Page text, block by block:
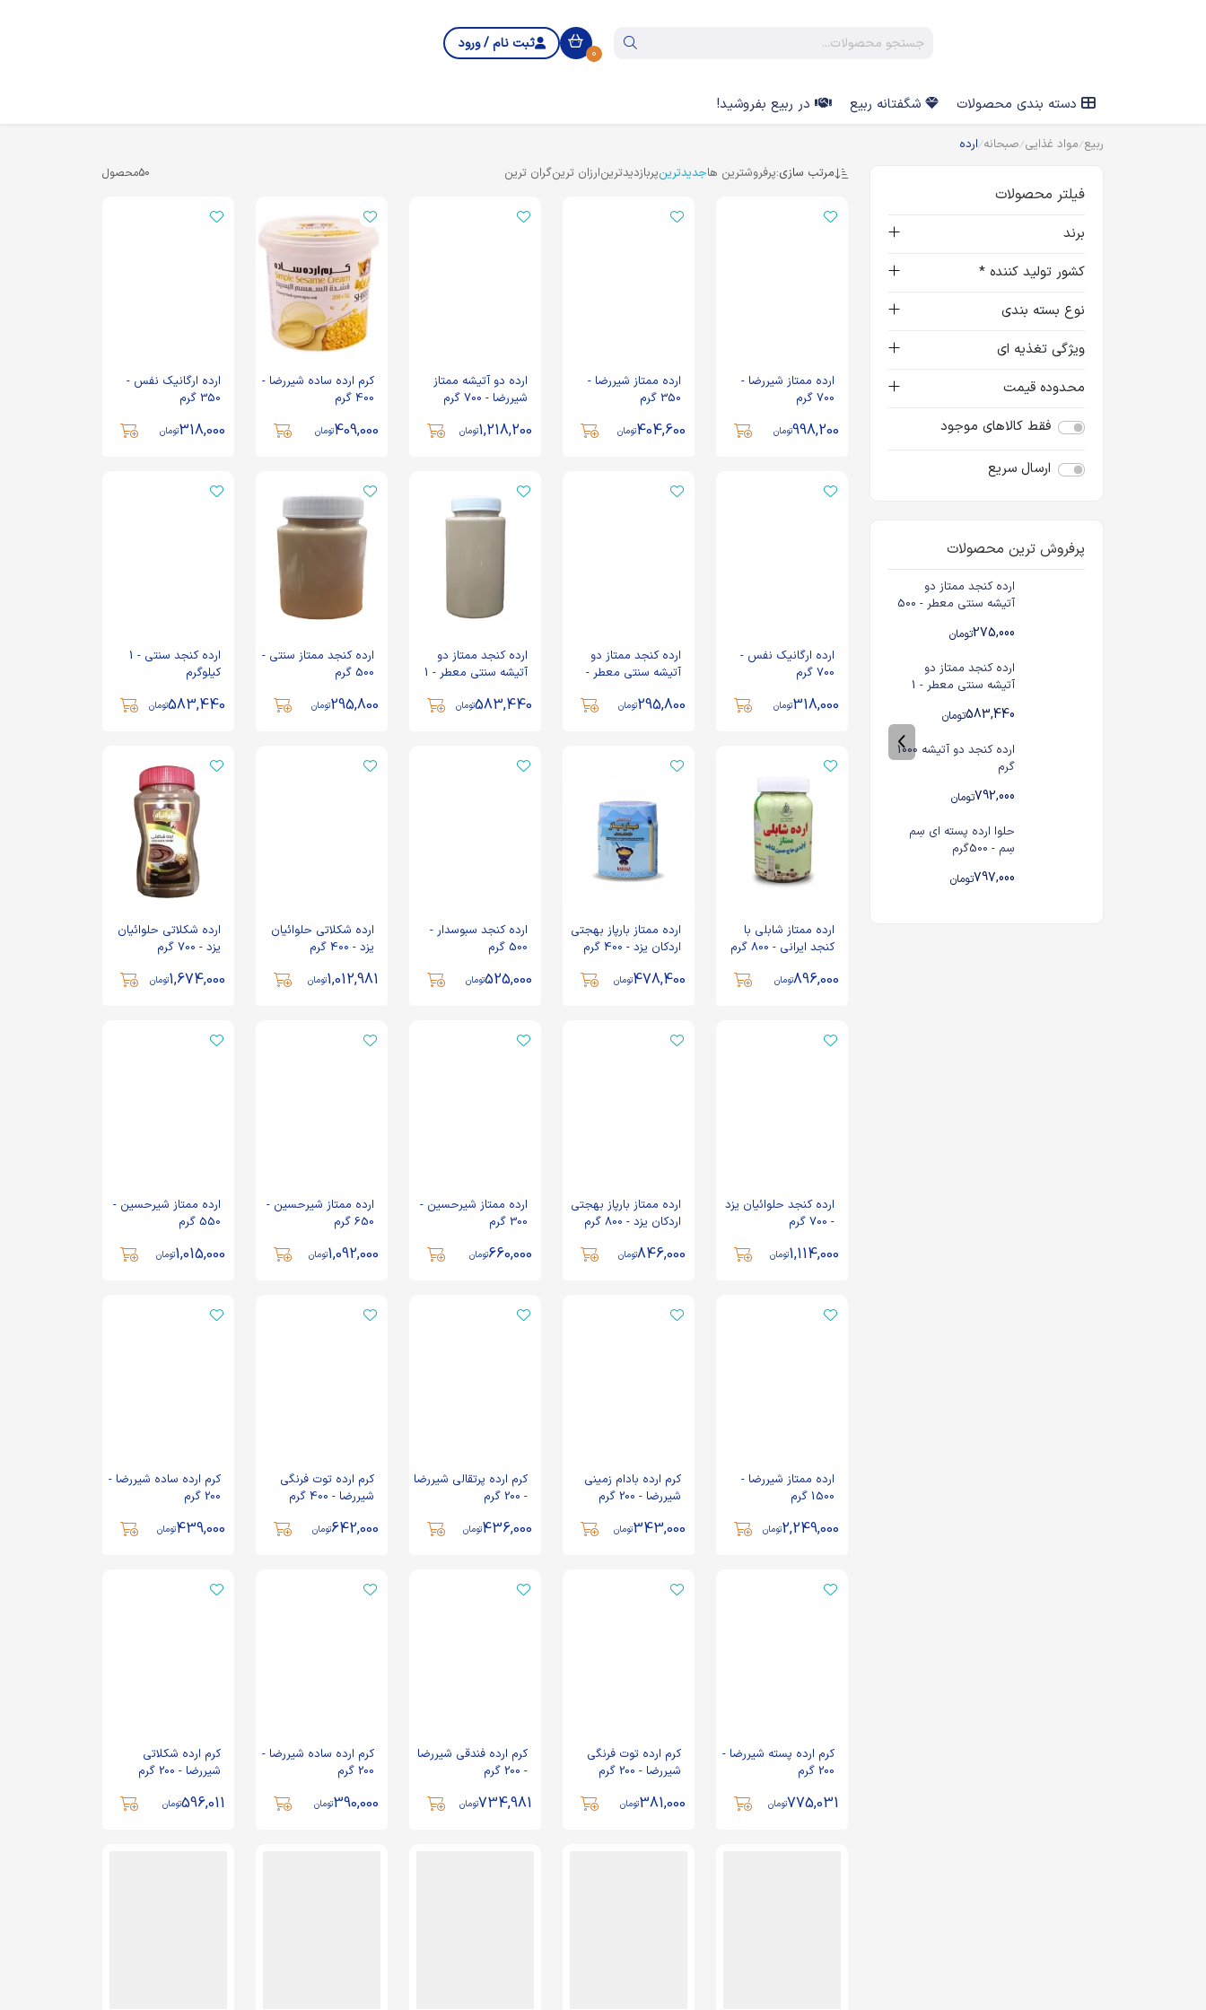
0
ثبت نام / ورود
دسته بندی محصولات شگفتانه ربیع در ربیع بفروشید!
ربیع مواد غذایی صبحانه ارده
فیلتر محصولات
برند
کشور تولید کننده *
نوع بسته بندی
ویژگی تغذیه ای
محدوده قیمت
فقط کالاهای موجود
ارسال سریع
پرفروش ترین محصولات
ارده کنجد ممتاز دو
آتیشه سنتی معطر - 500
275,000تومان
ارده کنجد ممتاز دو
آتیشه سنتی معطر - 1
583,440تومان
ارده کنجد دو آتیشه 1000
گرم
792,000تومان
حلوا ارده پسته ای سِم
سِم - 500گرم
797,000تومان
ارده ارگانیک نفس -
گرم
776,000تومان
ارده ممتاز بارپاز بهجتی
اردکان یزد - 800 گرم
ارده ممتاز شابلی با
ارده کنجد سنتی - 1
مرتب سازی:پرفروشترین هاجدیدترینپربازدیدترینارزان ترینگران ترین 50محصول
ارده ممتاز شیررضا -
700 گرم
998,200تومان
ارده ممتاز شیررضا -
350 گرم
404,600تومان
ارده دو آتیشه ممتاز
شیررضا - 700 گرم
1,218,200تومان
کرم ارده ساده شیررضا -
400 گرم
409,000تومان
ارده ارگانیک نفس -
350 گرم
318,000تومان
ارده ارگانیک نفس -
700 گرم
318,000تومان
ارده کنجد ممتاز دو
آتیشه سنتی معطر -
295,800تومان
ارده کنجد ممتاز دو
آتیشه سنتی معطر - 1
583,440تومان
ارده کنجد ممتاز سنتی -
500 گرم
295,800تومان
ارده کنجد سنتی - 1
کیلوگرم
583,440تومان
ارده ممتاز شابلی با
کنجد ایرانی - 800 گرم
896,000تومان
ارده ممتاز بارپاز بهجتی
اردکان یزد - 400 گرم
478,400تومان
ارده کنجد سبوسدار -
500 گرم
525,000تومان
ارده شکلاتی حلوائیان
یزد - 400 گرم
1,012,981تومان
ارده شکلاتی حلوائیان
یزد - 700 گرم
1,674,000تومان
ارده کنجد حلوائیان یزد
- 700 گرم
1,114,000تومان
ارده ممتاز بارپاز بهجتی
اردکان یزد - 800 گرم
846,000تومان
ارده ممتاز شیرحسین -
300 گرم
660,000تومان
ارده ممتاز شیرحسین -
650 گرم
1,092,000تومان
ارده ممتاز شیرحسین -
550 گرم
1,015,000تومان
ارده ممتاز شیررضا -
1500 گرم
2,249,000تومان
کرم ارده بادام زمینی
شیررضا - 200 گرم
343,000تومان
کرم ارده پرتقالی شیررضا
- 200 گرم
436,000تومان
کرم ارده توت فرنگی
شیررضا - 400 گرم
642,000تومان
کرم ارده ساده شیررضا -
200 گرم
439,000تومان
کرم ارده پسته شیررضا -
200 گرم
775,031تومان
کرم ارده توت فرنگی
شیررضا - 200 گرم
381,000تومان
کرم ارده فندقی شیررضا
- 200 گرم
734,981تومان
کرم ارده ساده شیررضا -
200 گرم
390,000تومان
کرم ارده شکلاتی
شیررضا - 200 گرم
596,011تومان